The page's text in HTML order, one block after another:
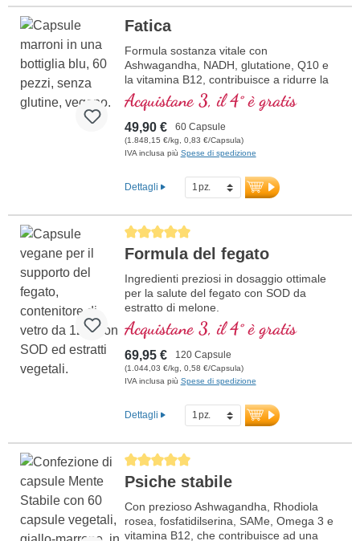
Fatica
Formula sostanza vitale con
Ashwagandha, NADH, glutatione, Q10 e
la vitamina B12, contribuisce a ridurre la
stanchezza e la fatica.
Acquistane 3, il 4° è gratis
49,90 € 60 Capsule
(1.848,15 €/kg, 0,83 €/Capsula)
IVA inclusa più Spese di spedizione
Dettagli
Average rating of 5 out of 5 stars
Formula del fegato
Ingredienti preziosi in dosaggio ottimale
per la salute del fegato con SOD da
estratto di melone.
Acquistane 3, il 4° è gratis
69,95 € 120 Capsule
(1.044,03 €/kg, 0,58 €/Capsula)
IVA inclusa più Spese di spedizione
Dettagli
Average rating of 5 out of 5 stars
Psiche stabile
Con prezioso Ashwagandha, Rhodiola
rosea, fosfatidilserina, SAMe, Omega 3 e
vitamina B12, che contribuisce ad una